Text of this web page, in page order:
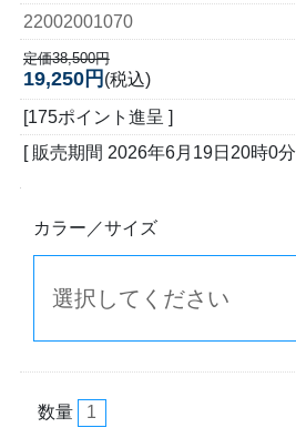
22002001070
定価38,500円
19,250円 (税込)
[175ポイント進呈 ]
[ 販売期間 2026年6月19日20時0分
カラー／サイズ
数量